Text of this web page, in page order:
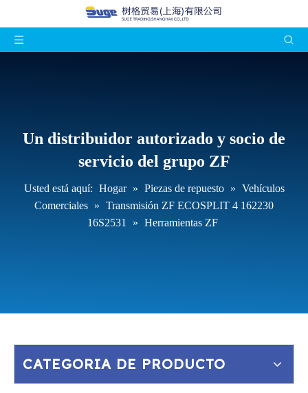
Un distribuidor autorizado y socio de
servicio del grupo ZF
Usted está aquí: Hogar » Piezas de repuesto » Vehículos
Comerciales » Transmisión ZF ECOSPLIT 4 162230
16S2531
» Herramientas ZF
CATEGORIA DE PRODUCTO